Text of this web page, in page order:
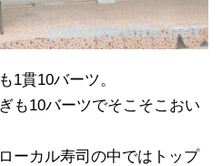
1貫10バーツ。
も10バーツでそこそこおい
ーカル寿司の中ではトップ